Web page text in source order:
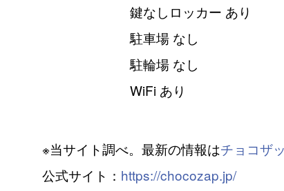
鍵なしロッカー あり
駐車場 なし
駐輪場 なし
WiFi あり
※当サイト調べ。最新の情報はチョコザ
公式サイト： https://chocozap.jp/